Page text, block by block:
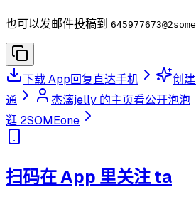
也可以发邮件投稿到 645977673
下载 App回复直达手机 创
通
杰漓jelly 的主页看公开泡泡
逛 2SOMEone
扫码在 App 里关注 ta